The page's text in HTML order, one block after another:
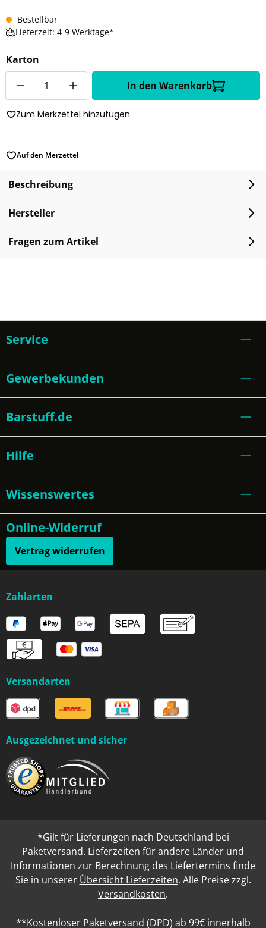
Bestellbar
Lieferzeit: 4-9 Werktage*
Karton
In den Warenkorb
Zum Merkzettel hinzufügen
Auf den Merzettel
Beschreibung
Hersteller
Fragen zum Artikel
Service
Gewerbekunden
Barstuff.de
Hilfe
Wissenswertes
Online-Widerruf
Vertrag widerrufen
Zahlarten
Versandarten
Ausgezeichnet und sicher
*Gilt für Lieferungen nach Deutschland bei
Paketversand. Lieferzeiten für andere Länder und
Informationen zur Berechnung des Liefertermins finde
Sie in unserer Übersicht Lieferzeiten. Alle Preise zzgl.
Versandkosten.
**Kostenloser Paketversand (DPD) ab 99€ innerhalb